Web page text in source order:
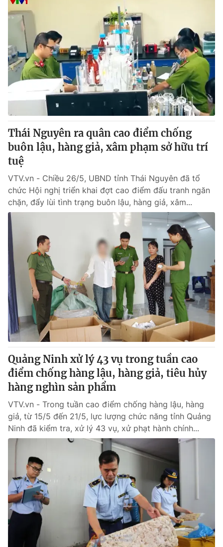
Thái Nguyên ra quân cao điểm chống
buôn lậu, hàng giả, xâm phạm sở hữu trí
tuệ
VTV.vn - Chiều 26/5, UBND tỉnh Thái Nguyên đã tổ
chức Hội nghị triển khai đợt cao điểm đấu tranh ngăn
chặn, đẩy lùi tình trạng buôn lậu, hàng giả, xâm...
Quảng Ninh xử lý 43 vụ trong tuần cao
điểm chống hàng lậu, hàng giả, tiêu hủy
hàng nghìn sản phẩm
VTV.vn - Trong tuần cao điểm chống hàng lậu, hàng
giả, từ 15/5 đến 21/5, lực lượng chức năng tỉnh Quảng
Ninh đã kiểm tra, xử lý 43 vụ, xử phạt hành chính...